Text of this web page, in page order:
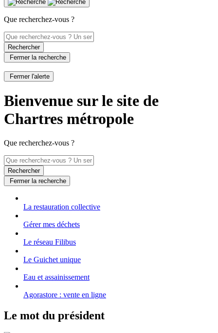
Que recherchez-vous ?
Rechercher
Fermer la recherche
Fermer l'alerte
Bienvenue sur le site de
Chartres métropole
Que recherchez-vous ?
Rechercher
Fermer la recherche
La restauration collective
Gérer mes déchets
Le réseau Filibus
Le Guichet unique
Eau et assainissement
Agorastore : vente en ligne
Le mot du président